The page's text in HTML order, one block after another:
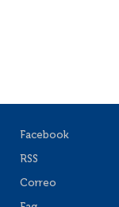
Facebook
RSS
Correo